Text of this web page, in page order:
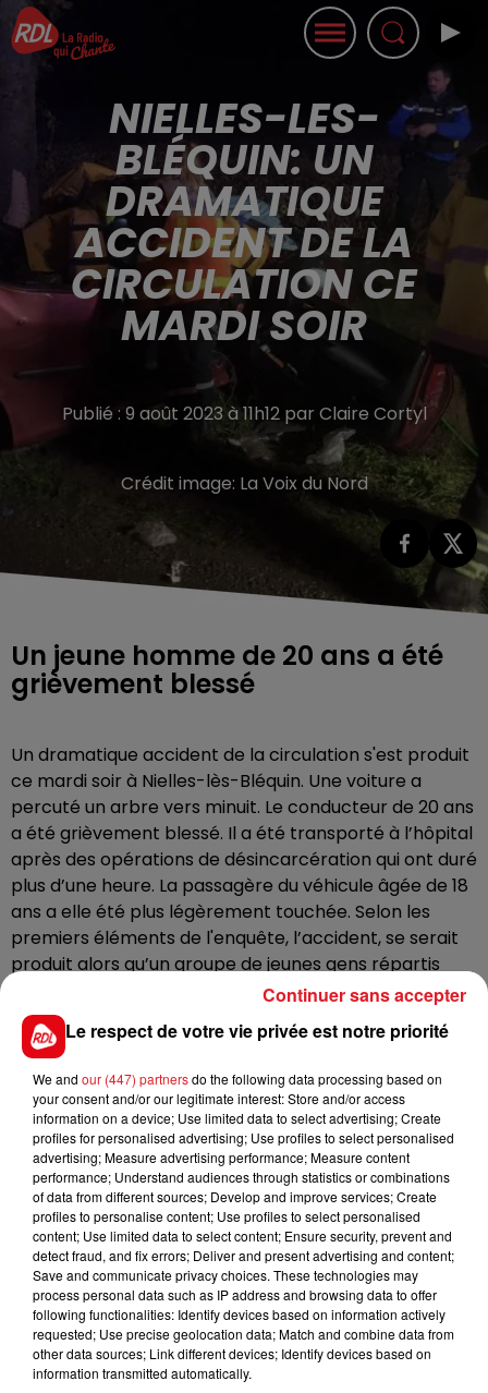
NIELLES-LES-
BLÉQUIN: UN
DRAMATIQUE
ACCIDENT DE LA
CIRCULATION CE
MARDI SOIR
Publié : 9 août 2023 à 11h12 par Claire Cortyl
Crédit image: La Voix du Nord
Un jeune homme de 20 ans a été
grièvement blessé
Un dramatique accident de la circulation s'est produit
ce mardi soir à Nielles-lès-Bléquin. Une voiture a
percuté un arbre vers minuit. Le conducteur de 20 ans
a été grièvement blessé. Il a été transporté à l’hôpital
après des opérations de désincarcération qui ont duré
plus d’une heure. La passagère du véhicule âgée de 18
ans a elle été plus légèrement touchée. Selon les
premiers éléments de l'enquête, l’accident, se serait
produit alors qu’un groupe de jeunes gens répartis
dans plusieurs voitures était de retour de soirée. Une
enquête a été ouverte pour déterminer les
circonstances de l’accident et des dépistages
FIL D'ACTUS
Le respect de votre vie privée est notre priorité
We and our (447) partnersdo the following data processing based on
your consent and/or our legitimate interest: Store and/or access
information on a device; Use limited data to select advertising; Create
profiles for personalised advertising; Use profiles to select personalised
advertising; Measure advertising performance; Measure content
performance; Understand audiences through statistics or combinations
of data from different sources; Develop and improve services; Create
profiles to personalise content; Use profiles to select personalised
content; Use limited data to select content; Ensure security, prevent and
detect fraud, and fix errors; Deliver and present advertising and content;
Save and communicate privacy choices. These technologies may
process personal data such as IP address and browsing data to offer
following functionalities: Identify devices based on information actively
requested; Use precise geolocation data; Match and combine data from
other data sources; Link different devices; Identify devices based on
information transmitted automatically.
Continuer sans accepter